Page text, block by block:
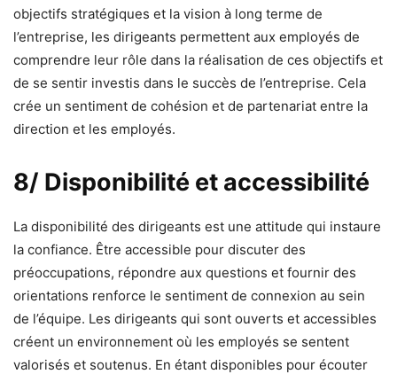
objectifs stratégiques et la vision à long terme de
l’entreprise, les dirigeants permettent aux employés de
comprendre leur rôle dans la réalisation de ces objectifs et
de se sentir investis dans le succès de l’entreprise. Cela
crée un sentiment de cohésion et de partenariat entre la
direction et les employés.
8/ Disponibilité et accessibilité
La disponibilité des dirigeants est une attitude qui instaure
la confiance. Être accessible pour discuter des
préoccupations, répondre aux questions et fournir des
orientations renforce le sentiment de connexion au sein
de l’équipe. Les dirigeants qui sont ouverts et accessibles
créent un environnement où les employés se sentent
valorisés et soutenus. En étant disponibles pour écouter